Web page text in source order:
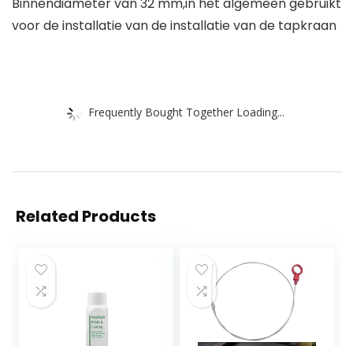
Binnendiameter van 32 mm,in het algemeen gebruikt
voor de installatie van de installatie van de tapkraan
Frequently Bought Together Loading...
Related Products